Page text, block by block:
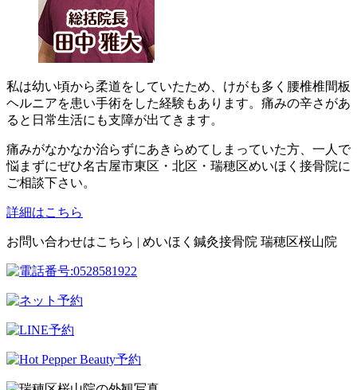
私は幼い頃から柔道をしていたため、けがも多く腰椎椎間板
ヘルニアを患い手術をした経験もあります。痛みの辛さがあ
ると日常生活にも支障が出てきます。
痛みがなかなか治らずにあきらめてしまっていた方、一人で
悩まずにぜひ名古屋市東区・北区・瑞穂区めいほく接骨院に
ご相談下さい。
詳細はこちら
お問い合わせはこちら | めいほく鍼灸接骨院 瑞穂区桜山院